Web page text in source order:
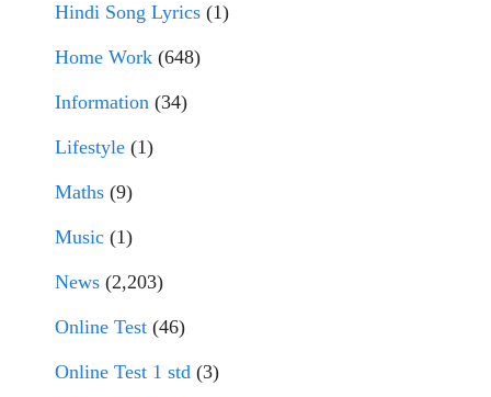
Hindi Song Lyrics (1)
Home Work (648)
Information (34)
Lifestyle (1)
Maths (9)
Music (1)
News (2,203)
Online Test (46)
Online Test 1 std (3)